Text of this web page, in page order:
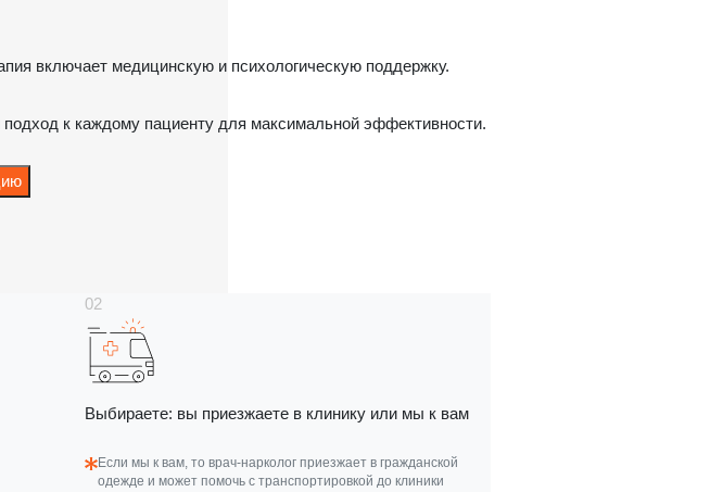
включает медицинскую и психологическую поддержку.
к каждому пациенту для максимальной эффективности.
Выбираете: вы приезжаете в клинику или мы к вам
Если мы к вам, то врач-нарколог приезжает в гражданской
одежде и может помочь с транспортировкой до клиники